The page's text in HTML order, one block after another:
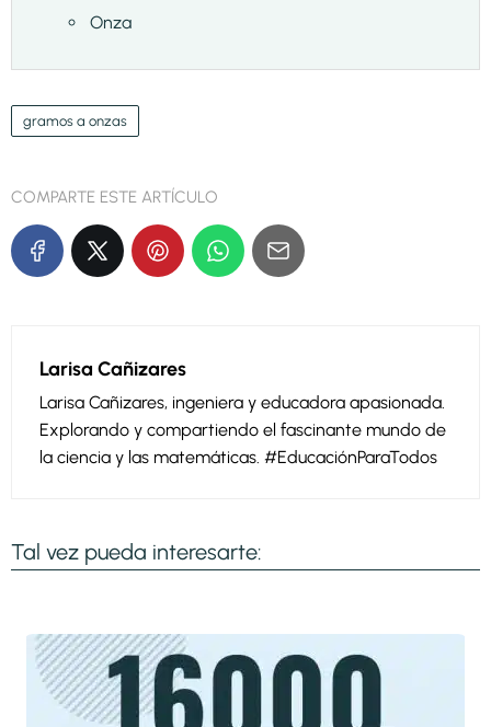
Onza
gramos a onzas
COMPARTE ESTE ARTÍCULO
Larisa Cañizares
Larisa Cañizares, ingeniera y educadora apasionada.
Explorando y compartiendo el fascinante mundo de
la ciencia y las matemáticas. #EducaciónParaTodos
Tal vez pueda interesarte: